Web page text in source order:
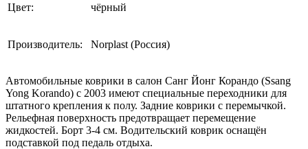
Цвет: чёрный
Производитель: Norplast (Россия)
Автомобильные коврики в салон Санг Йонг Корандо (Ssang
Yong Korando) с 2003 имеют специальные переходники для
штатного крепления к полу. Задние коврики с перемычкой.
Рельефная поверхность предотвращает перемещение
жидкостей. Борт 3-4 см. Водительский коврик оснащён
подставкой под педаль отдыха.